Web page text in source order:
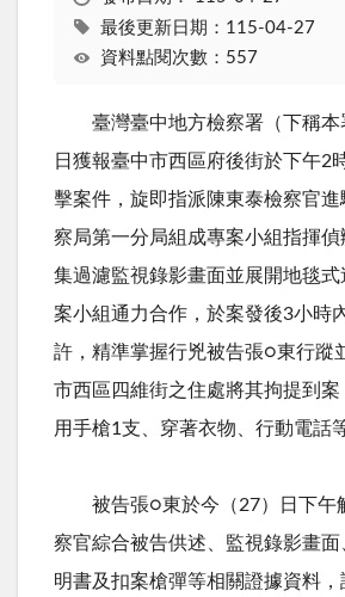
最後更新日期：115-04-27
資料點閱次數：557
臺灣臺中地方檢察署（下稱本
日獲報臺中市西區府後街於下午2
擊案件，旋即指派陳東泰檢察官
察局第一分局組成專案小組指揮
集過濾監視錄影畫面並展開地毯
案小組通力合作，於案發後3小時
許，精準掌握行兇被告張○東行蹤
市西區四維街之住處將其拘提到
用手槍1 支、穿著衣物、行動電話
被告張○東於今（27）日下午
察官綜合被告供述、監視錄影畫
明書及扣案槍彈等相關證據資料